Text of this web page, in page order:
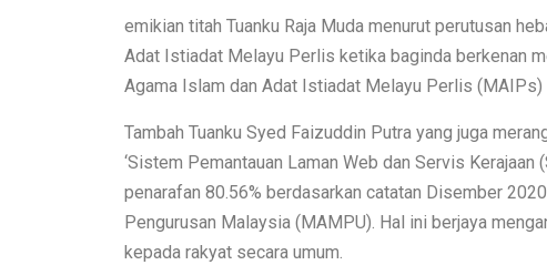
emikian titah Tuanku Raja Muda menurut perutusan
Adat Istiadat Melayu Perlis ketika baginda berkenan
Agama Islam dan Adat Istiadat Melayu Perlis
Tambah Tuanku Syed Faizuddin Putra yang juga
‘Sistem Pemantauan Laman Web dan Servis
penarafan 80.56% berdasarkan catatan Disember
Pengurusan Malaysia (MAMPU). Hal ini berjaya
kepada rakyat secara umum.